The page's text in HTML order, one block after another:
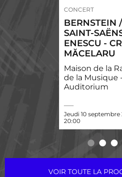
BERNSTEIN /
SAINT-
ENESCU -
MĂCELARU
Maison de la
de la Musique
Auditorium
CONCERT
Jeudi 10 septembre
20:00
VOIR TOUTE LA